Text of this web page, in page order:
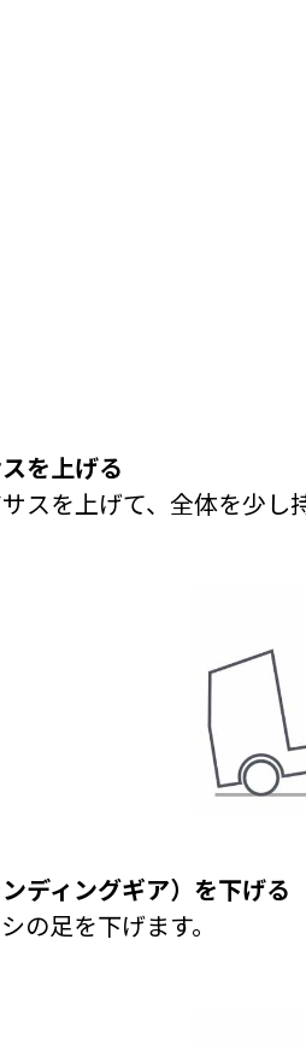
を上げる
スを上げて、全体を少し
ンディングギア）を下げる
の足を下げます。